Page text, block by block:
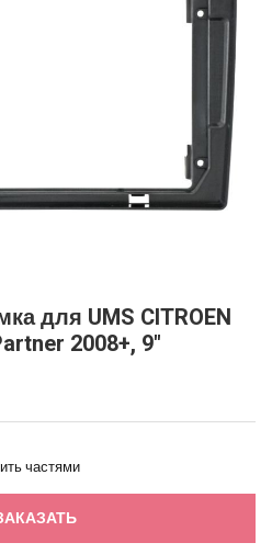
для UMS CITROEN
2008+, 9"
частями